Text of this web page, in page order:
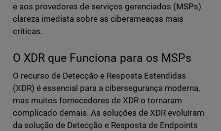
e aos provedores de serviços gerenciados (MSPs)
clareza imediata sobre as ciberameaças mais
críticas.
O XDR que Funciona para os MSPs
O recurso de Detecção e Resposta Estendidas
(XDR) é essencial para a cibersegurança moderna,
mas muitos fornecedores de XDR o tornaram
complicado demais. As soluções de XDR evoluíram
da solução de Detecção e Resposta de Endpoints